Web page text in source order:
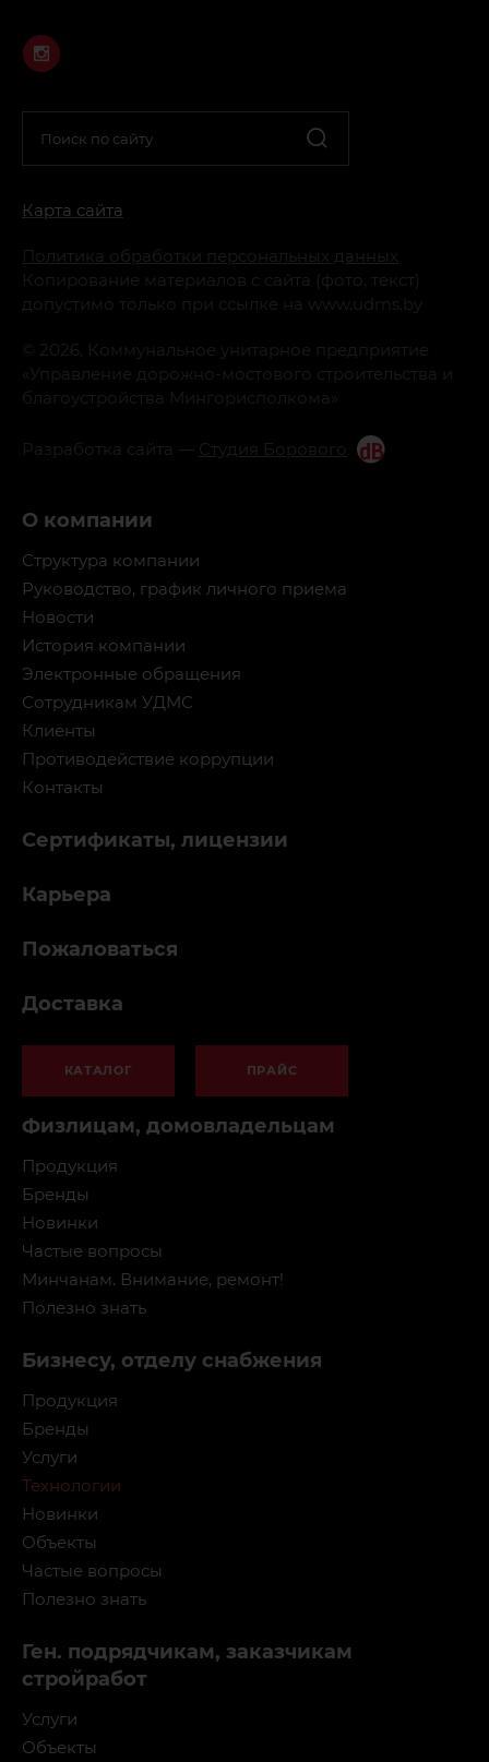
Карта сайта
Политика обработки персональных данных
Копирование материалов с сайта (фото, текст)
допустимо только при ссылке на www.udms.by
© 2026, Коммунальное унитарное предприятие
«Управление дорожно-мостового строительства и
благоустройства Мингорисполкома»
Разработка сайта — Студия Борового
О компании
Структура компании
Руководство, график личного приема
Новости
История компании
Электронные обращения
Сотрудникам УДМС
Клиенты
Противодействие коррупции
Контакты
Сертификаты, лицензии
Карьера
Пожаловаться
Доставка
КАТАЛОГ ПРАЙС
Физлицам, домовладельцам
Продукция
Бренды
Новинки
Частые вопросы
Минчанам. Внимание, ремонт!
Полезно знать
Бизнесу, отделу снабжения
Продукция
Бренды
Услуги
Технологии
Новинки
Объекты
Частые вопросы
Полезно знать
Ген. подрядчикам, заказчикам
стройработ
Услуги
Объекты